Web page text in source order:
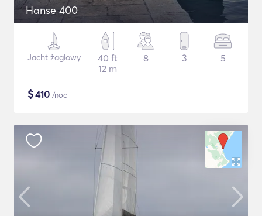
Hanse 400
Jacht żaglowy
40 ft
12 m
8 3 5
$410 /noc